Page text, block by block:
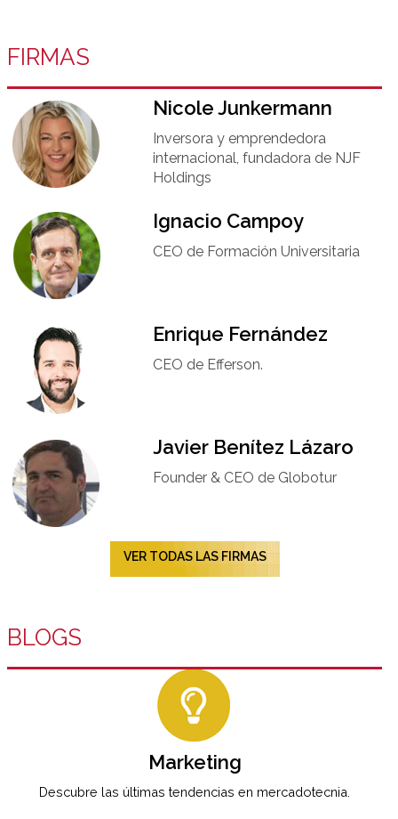
FIRMAS
Nicole Junkermann​
Inversora y emprendedora
internacional, fundadora de NJF
Holdings
Ignacio Campoy​
CEO de Formación Universitaria​
Enrique Fernández
CEO de Efferson.
Javier Benítez Lázaro
Founder & CEO de Globotur​
VER TODAS LAS FIRMAS
BLOGS
Marketing
Descubre las últimas tendencias en mercadotecnia.